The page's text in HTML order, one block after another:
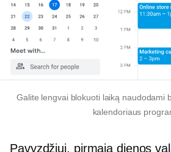
Galite lengvai blokuoti laiką naudodami
kalendoriaus
Pavyzdžiui, pirmąją dienos